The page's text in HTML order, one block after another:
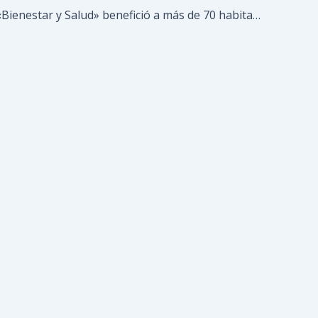
Programa «Bienestar y Salud» benefició a más de 70 habitantes de la comunidad de El Paso